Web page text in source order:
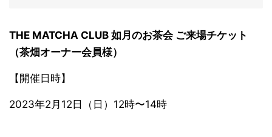
THE MATCHA CLUB 如月のお茶会 ご来場チケット
（茶畑オーナー会員様）
【開催日時】
2023年2月12日 （日） 12時〜14時